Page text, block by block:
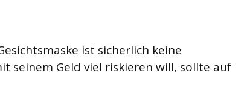
ist sicherlich keine
seinem Geld viel riskieren will, sollte auf